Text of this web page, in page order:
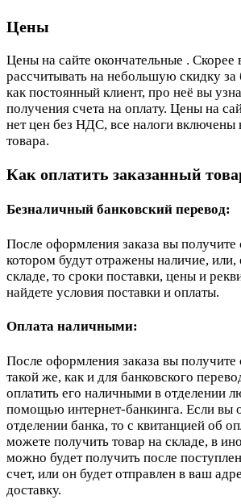
Цены
Цены на сайте окончательные . Скорее
рассчитывать на небольшую скидку за
как постоянный клиент, про неё вы
получения счета на оплату. Цены на
нет цен без НДС, все налоги включены
товара.
Как оплатить заказанный
Безналичный банковский перевод:
После оформления заказа вы получите
котором будут отражены наличие, или,
складе, то сроки поставки, цены и
найдете условия поставки и оплаты.
Оплата наличными:
После оформления заказа вы получите
такой же, как и для банковского
оплатить его наличными в отделении
помощью интернет-банкинга. Если вы
отделении банка, то с квитанцией об
можете получить товар на складе, в
можно будет получить после
счет, или он будет отправлен в ваш
доставку.